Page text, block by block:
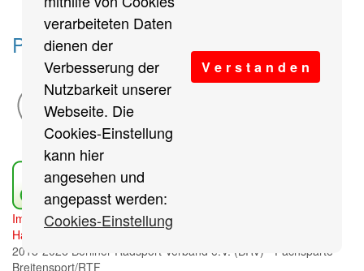
verarbeiteten Daten
dienen der
Verbesserung der
Nutzbarkeit unserer
Webseite. Die
Cookies-Einstellung
kann hier
angesehen und
angepasst werden:
Cookies-Einstellung
V e r s t a n d e n
Partner von BRV-Breitensport.de
Impressum / Cookies Einstellungen
Haftungsausschluss
Sitemap
2018-2026 Berliner Radsport Verband e.V. (BRV) - Fachsparte
Breitensport/RTF